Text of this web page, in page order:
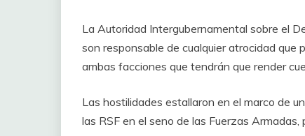
La Autoridad Intergubernamental sobre el
son responsable de cualquier atrocidad que
ambas facciones que tendrán que render
Las hostilidades estallaron en el marco de
las RSF en el seno de las Fuerzas